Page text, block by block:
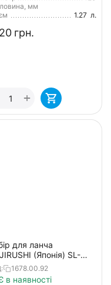
мм
1.27 л.
грн.
+
для ланча
(Японія) SL-
1.23л темно-
1678.00.92
в наявності